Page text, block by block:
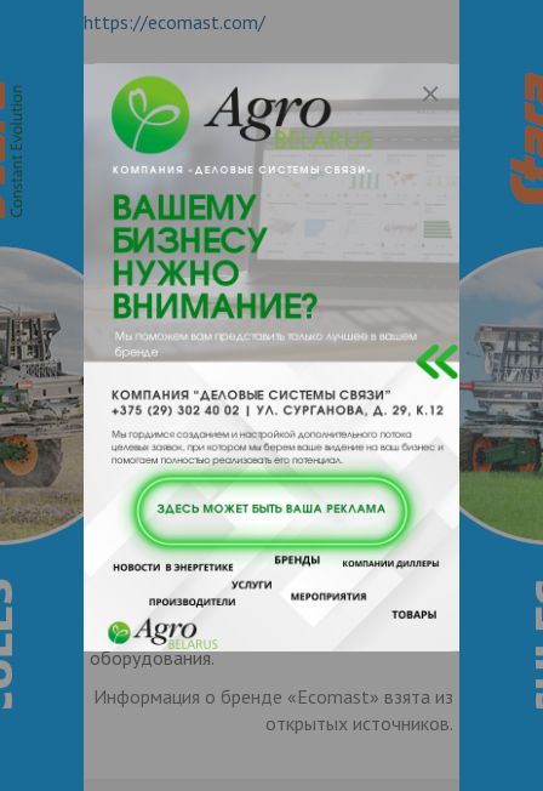
https://ecomast.com/
О производителе
О компании
Завод “Антикоррозионные защитные
покрытия СПб” производит широкую
продуктовую линейку ЛКМ и
гидроизоляции под ТМ “ECOMAST”.
В продуктовом портфеле ECOMAST
материалы для защиты от коррозии,
системы промышленных полов,
огнезащитные составы, полимерно-
битумная и битумная гидроизоляция,
морские покрытия, специальные составы и
системы для решения сложных задач по
антикоррозионной защите и увеличению
срока службы металлических, бетонных и
железобетонных конструкций, изделий и
оборудования.
Информация о бренде «Ecomast» взята из
открытых источников.